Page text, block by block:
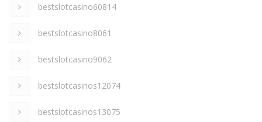
bestslotcasino60814
bestslotcasino8061
bestslotcasino9062
bestslotcasinos12074
bestslotcasinos13075